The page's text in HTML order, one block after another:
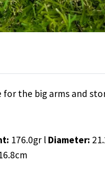
the big arms and
176.0gr l Diameter: